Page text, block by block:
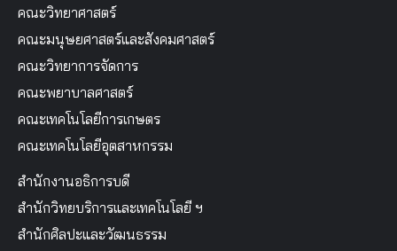
คณะวิทยาศาสตร์
คณะมนุษยศาสตร์และสังคมศาสตร์
คณะวิทยาการจัดการ
คณะพยาบาลศาสตร์
คณะเทคโนโลยีการเกษตร
คณะเทคโนโลยีอุตสาหกรรม
สำนักงานอธิการบดี
สำนักวิทยบริการและเทคโนโลยี ฯ
สำนักศิลปะและวัฒนธรรม